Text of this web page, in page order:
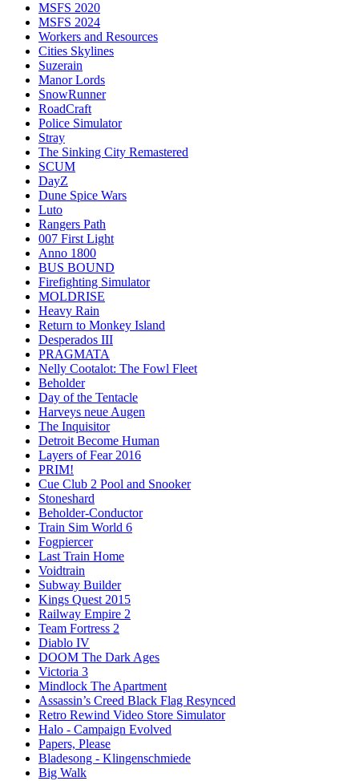
MSFS 2020
MSFS 2024
Workers and Resources
Cities Skylines
Suzerain
Manor Lords
SnowRunner
RoadCraft
Police Simulator
Stray
The Sinking City Remastered
SCUM
DayZ
Dune Spice Wars
Luto
Rangers Path
007 First Light
Anno 1800
BUS BOUND
Firefighting Simulator
MOLDRISE
Heavy Rain
Return to Monkey Island
Desperados III
PRAGMATA
Nelly Cootalot: The Fowl Fleet
Beholder
Day of the Tentacle
Harveys neue Augen
The Inquisitor
Detroit Become Human
Layers of Fear 2016
PRIM!
Cue Club 2 Pool and Snooker
Stoneshard
Beholder-Conductor
Train Sim World 6
Fogpiercer
Last Train Home
Voidtrain
Subway Builder
Kings Quest 2015
Railway Empire 2
Team Fortress 2
Diablo IV
DOOM The Dark Ages
Victoria 3
Mindlock The Apartment
Assassin’s Creed Black Flag Resynced
Retro Rewind Video Store Simulator
Halo - Campaign Evolved
Papers, Please
Bladesong - Klingenschmiede
Big Walk